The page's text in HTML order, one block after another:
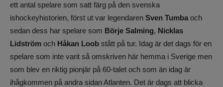
ett antal spelare som satt färg på den svenska
ishockeyhistorien, först ut var legendaren Sven Tumba och
sedan dess har spelare som Börje Salming, Nicklas
Lidström och Håkan Loob stått på tur. Idag är det dags för en
spelare som inte varit så omskriven här hemma i Sverige men
som blev en riktig pionjär på 60-talet och som än idag är
ihågkommen på andra sidan Atlanten. Det är dags att blicka